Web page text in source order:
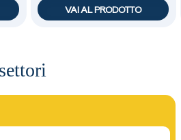
VAI AL PRODOTTO
01.